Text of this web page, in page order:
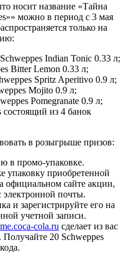
носит название «Тайна
можно в период с 3 мая
только на
Indian Tonic 0.33 л;
Bitter Lemon 0.33 л;
Spritz Aperitivo 0.9 л;
Mojito 0.9 л;
Pomegranate 0.9 л;
из 4 банок
в розыгрыше призов:
в промо-упаковке.
упаковку приобретенной
официальном сайте акции,
электронной почты.
и зарегистрируйте его на
учетной записи.
cola.ru сделает из вас
20 Schweppes